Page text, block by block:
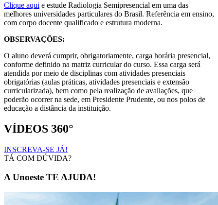
Clique aqui e estude Radiologia Semipresencial em uma das
melhores universidades particulares do Brasil. Referência em ensino,
com corpo docente qualificado e estrutura moderna.
OBSERVAÇÕES:
O aluno deverá cumprir, obrigatoriamente, carga horária presencial,
conforme definido na matriz curricular do curso. Essa carga será
atendida por meio de disciplinas com atividades presenciais
obrigatórias (aulas práticas, atividades presenciais e extensão
curricularizada), bem como pela realização de avaliações, que
poderão ocorrer na sede, em Presidente Prudente, ou nos polos de
educação a distância da instituição.
VÍDEOS 360°
INSCREVA-SE JÁ!
TÁ COM DÚVIDA?
A Unoeste TE AJUDA!